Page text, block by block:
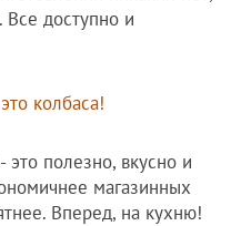
доступно и
колбаса!
- это полезно, вкусно и
магазинных
Вперед, на кухню!